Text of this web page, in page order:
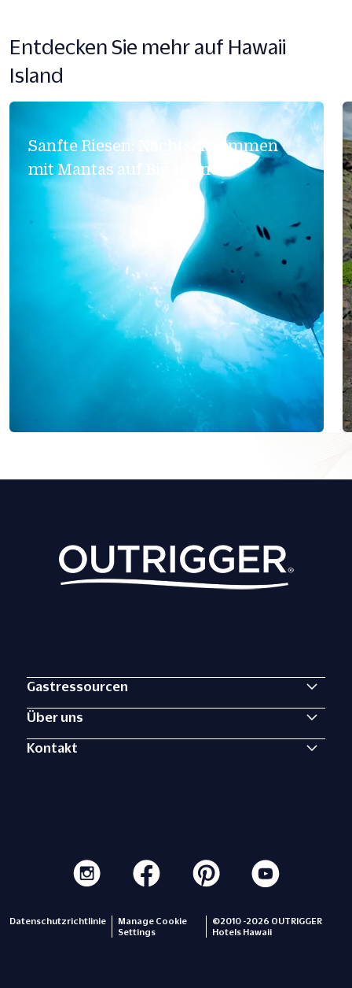
Entdecken Sie mehr auf Hawaii
Island
Sanfte Riesen: Nachtschwimmen
mit Mantas auf Big Island
Gastressourcen
Über uns
Kontakt
Datenschutzrichtlinie
Manage Cookie
Settings
©2010 -2026 OUTRIGGER
Hotels Hawaii